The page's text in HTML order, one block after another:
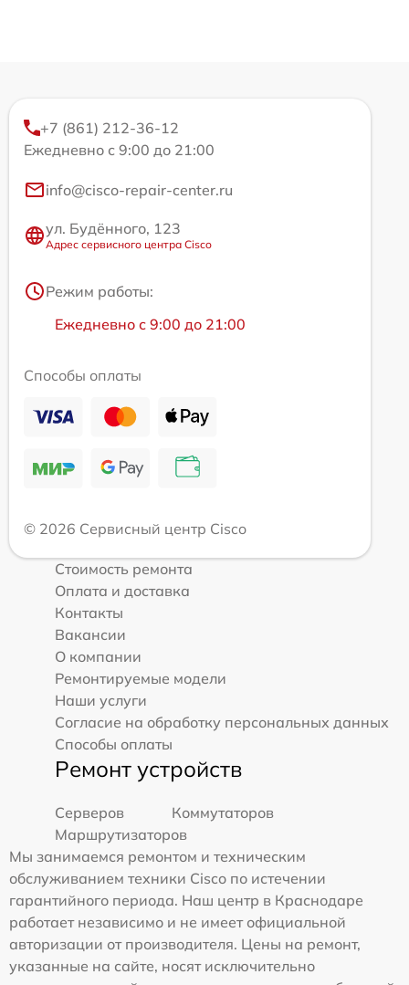
+7 (861) 212-36-12
Ежедневно с 9:00 до 21:00
info@cisco-repair-center.ru
ул. Будённого, 123
Адрес сервисного центра Cisco
Режим работы:
Ежедневно с 9:00 до 21:00
Способы оплаты
© 2026 Сервисный центр Cisco
Стоимость ремонта
Оплата и доставка
Контакты
Вакансии
О компании
Ремонтируемые модели
Наши услуги
Согласие на обработку персональных данных
Способы оплаты
Ремонт устройств
Серверов
Коммутаторов
Маршрутизаторов
Мы занимаемся ремонтом и техническим
обслуживанием техники Cisco по истечении
гарантийного периода. Наш центр в Краснодаре
работает независимо и не имеет официальной
авторизации от производителя. Цены на ремонт,
указанные на сайте, носят исключительно